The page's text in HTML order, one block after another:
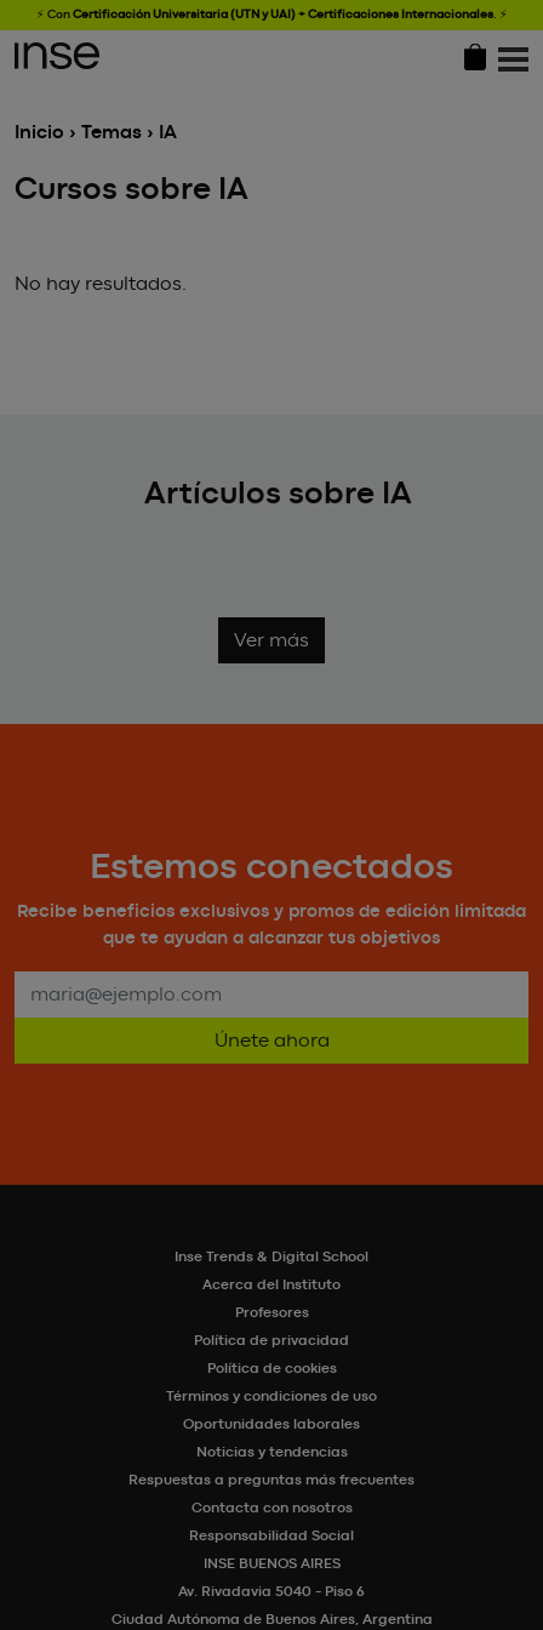
⚡ Con Certificación Universitaria (UTN y UAI) + Certificaciones Internacionales. ⚡
Inicio › Temas › IA
Cursos sobre IA
No hay resultados.
Artículos sobre IA
Ver más
Estemos conectados
Recibe beneficios exclusivos y promos de edición limitada
que te ayudan a alcanzar tus objetivos
Únete ahora
Inse Trends & Digital School
Acerca del Instituto
Profesores
Política de privacidad
Política de cookies
Términos y condiciones de uso
Oportunidades laborales
Noticias y tendencias
Respuestas a preguntas más frecuentes
Contacta con nosotros
Responsabilidad Social
INSE BUENOS AIRES
Av. Rivadavia 5040 - Piso 6
Ciudad Autónoma de Buenos Aires, Argentina